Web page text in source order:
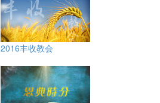
2016丰收教会